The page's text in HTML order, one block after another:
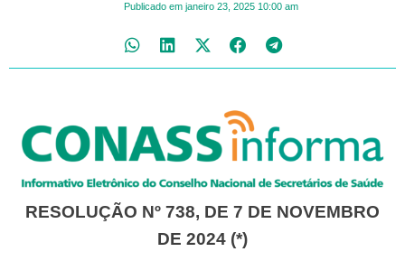
Publicado em janeiro 23, 2025 10:00 am
RESOLUÇÃO Nº 738, DE 7 DE NOVEMBRO
DE 2024 (*)